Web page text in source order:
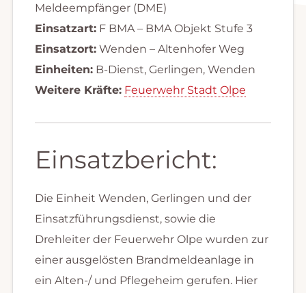
Meldeempfänger (DME)
Einsatzart:F BMA – BMA Objekt Stufe 3
Einsatzort:Wenden – Altenhofer Weg
Einheiten:B-Dienst, Gerlingen, Wenden
Weitere Kräfte: Feuerwehr Stadt Olpe
Einsatzbericht:
Die Einheit Wenden, Gerlingen und der
Einsatzführungsdienst, sowie die
Drehleiter der Feuerwehr Olpe wurden zur
einer ausgelösten Brandmeldeanlage in
ein Alten-/ und Pflegeheim gerufen. Hier